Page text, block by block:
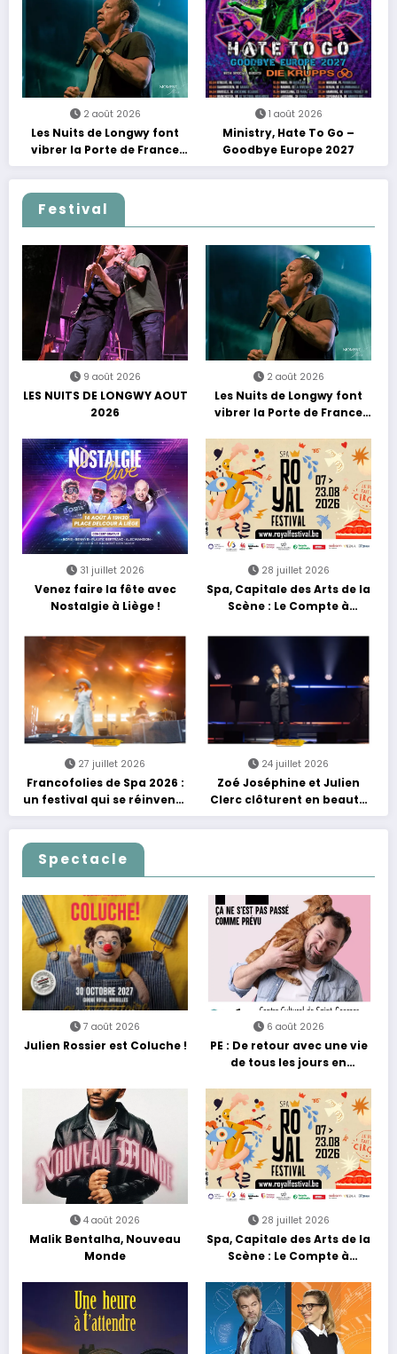
2 août 2026
Les Nuits de Longwy font
vibrer la Porte de France
avec une soirée entre
découvertes et énergie
reggae
1 août 2026
Ministry, Hate To Go –
Goodbye Europe 2027
Festival
9 août 2026
LES NUITS DE LONGWY AOUT
2026
2 août 2026
Les Nuits de Longwy font
vibrer la Porte de France
découvertes et énergie
reggae
31 juillet 2026
Venez faire la fête avec
Nostalgie à Liège !
28 juillet 2026
Spa, Capitale des Arts de la
Scène : Le Compte à
27 juillet 2026
Francofolies de Spa 2026 :
un festival qui se réinvente
entre nouveautés et
grands moments de scène
24 juillet 2026
Zoé Joséphine et Julien
Clerc clôturent en beauté
Les Nuits Francofolies au
Casino
Spectacle
7 août 2026
Julien Rossier est Coluche !
6 août 2026
PE : De retour avec une vie
de tous les jours en
4 août 2026
Malik Bentalha, Nouveau
Monde
28 juillet 2026
Spa, Capitale des Arts de la
Scène : Le Compte à